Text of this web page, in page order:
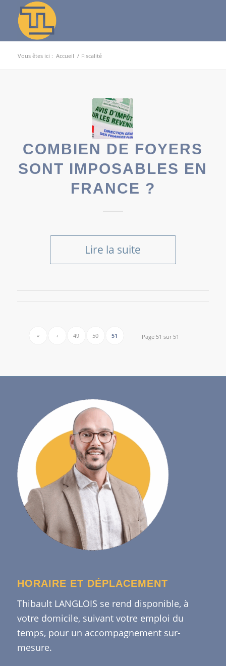
Vous êtes ici : Accueil / Fiscalité
COMBIEN DE FOYERS
SONT IMPOSABLES EN
FRANCE ?
Lire la suite
Page 51 sur 51
« ‹ 49 50 51
HORAIRE ET DÉPLACEMENT
Thibault LANGLOIS se rend disponible, à
votre domicile, suivant votre emploi du
temps, pour un accompagnement sur-
mesure.